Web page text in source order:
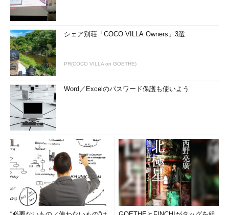
シェア別荘「COCO VILLA Owners」3選
PR(COCO VILLA on GOETHE)
Word／Excelのパスワード保護も使いよう